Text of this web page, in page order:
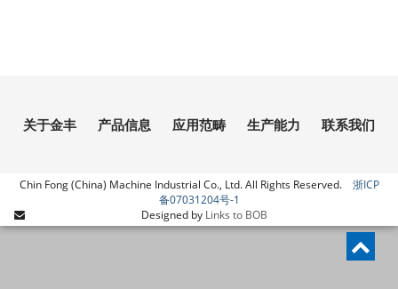
关于金丰 产品信息 应用范畴 生产能力 联系我们
Chin Fong (China) Machine Industrial Co., Ltd. All Rights Reserved. 浙ICP
备07031204号-1
Links to BOB